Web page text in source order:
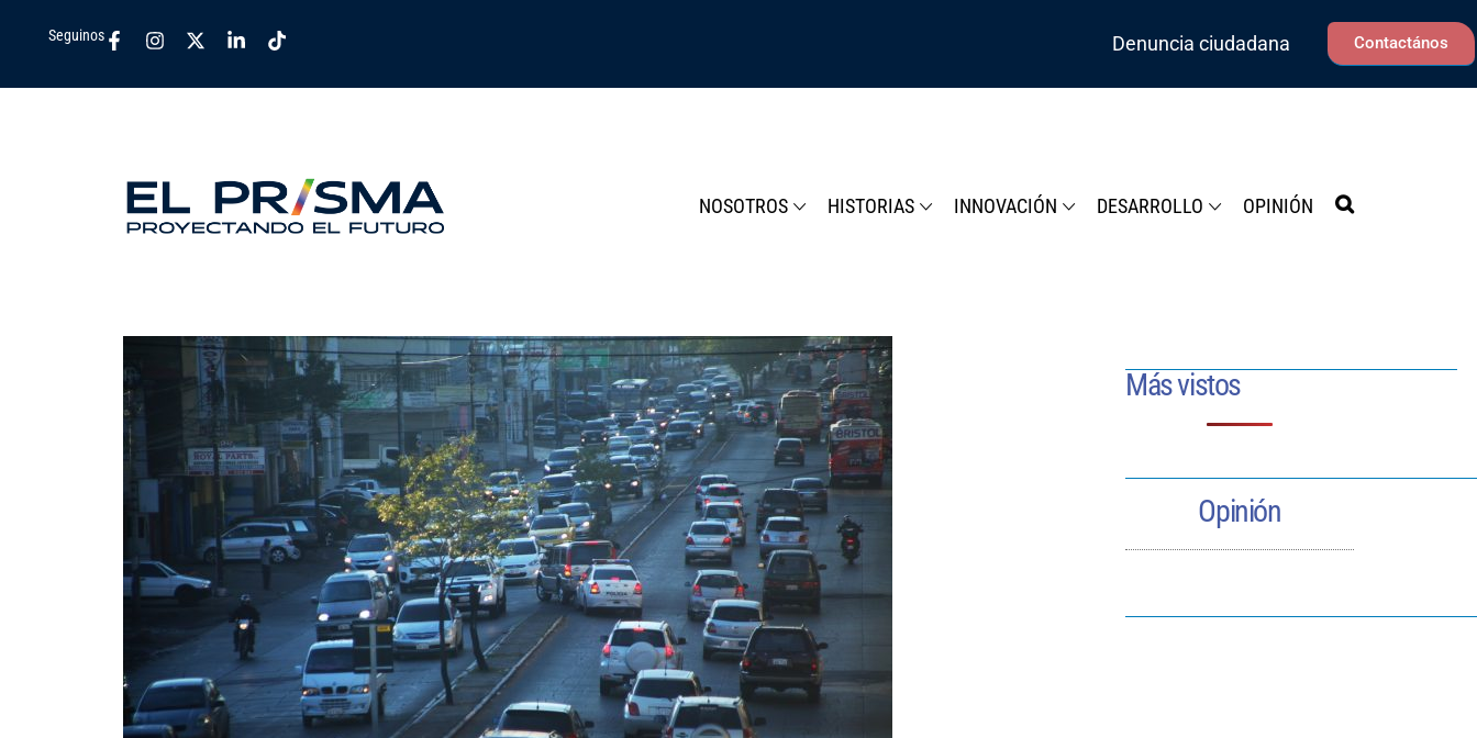
Seguinos Denuncia ciudadana Contactános
NOSOTROS HISTORIAS INNOVACIÓN DESARROLLO OPINIÓN
Más vistos
Opinión